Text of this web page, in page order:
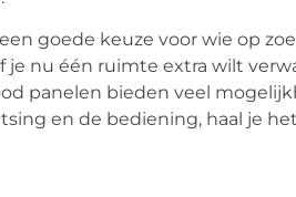
goede keuze voor wie op
nu één ruimte extra wilt
panelen bieden veel
en de bediening, haal je